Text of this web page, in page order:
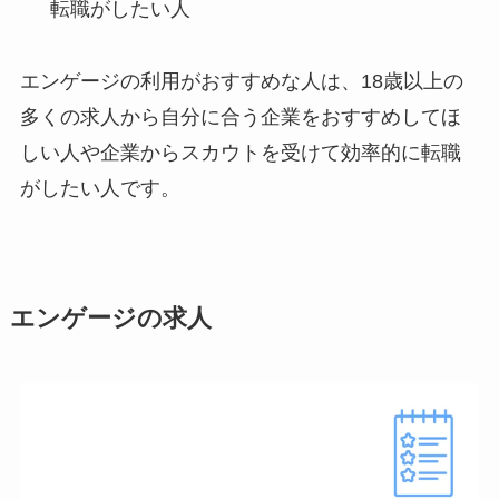
転職がしたい人
エンゲージの利用がおすすめな人は、18歳以上の
多くの求人から自分に合う企業をおすすめしてほ
しい人や企業からスカウトを受けて効率的に転職
がしたい人です。
エンゲージの求人